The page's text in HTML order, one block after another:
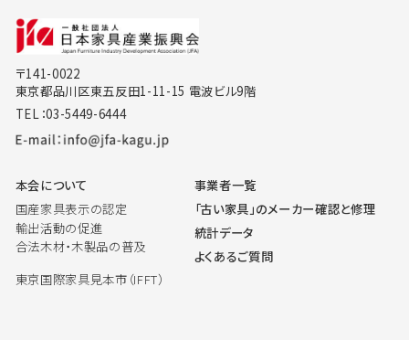
〒141-0022
東京都品川区東五反田1-11-15 電波ビル9階
TEL：03-5449-6444
本会について
国産家具表示の認定
輸出活動の促進
合法木材・木製品の普及
東京国際家具見本市（IFFT）
事業者一覧
「古い家具」のメーカー確認と修理
統計データ
よくあるご質問